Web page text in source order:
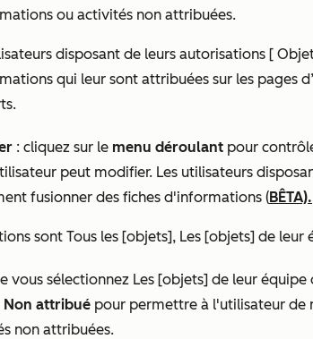
ou activités non attribuées.
disposant de leurs autorisations [
qui leur sont attribuées sur les pages
: cliquez sur le menu déroulant pour
peut modifier. Les utilisateurs
fusionner des fiches d'informations (BÊTA).
sont Tous les [objets], Les [objets] de leur
vous sélectionnez Les [objets] de leur équipe
Non attribué pour permettre à l'utilisateur de
non attribuées.